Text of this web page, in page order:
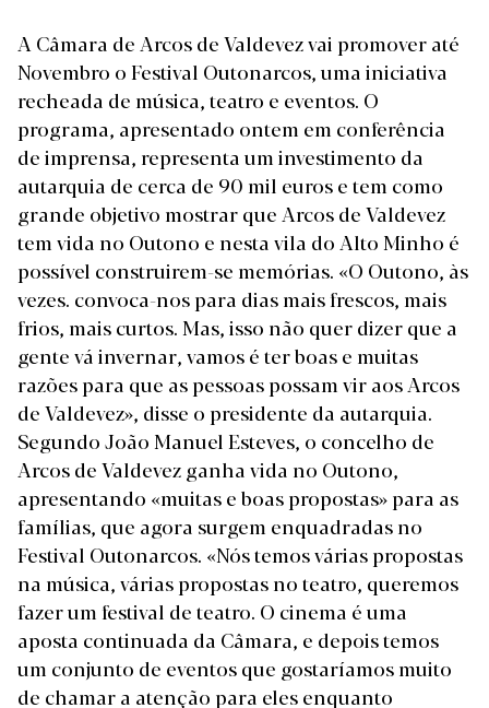
A Câmara de Arcos de Valdevez vai promover até
Novembro o Festival Outonarcos, uma iniciativa
recheada de música, teatro e eventos. O
programa, apresentado ontem em conferência
de imprensa, representa um investimento da
autarquia de cerca de 90 mil euros e tem como
grande objetivo mostrar que Arcos de Valdevez
tem vida no Outono e nesta vila do Alto Minho é
possível construirem-se memórias. «O Outono, às
vezes. convoca-nos para dias mais frescos, mais
frios, mais curtos. Mas, isso não quer dizer que a
gente vá invernar, vamos é ter boas e muitas
razões para que as pessoas possam vir aos Arcos
de Valdevez», disse o presidente da autarquia.
Segundo João Manuel Esteves, o concelho de
Arcos de Valdevez ganha vida no Outono,
apresentando «muitas e boas propostas» para as
famílias, que agora surgem enquadradas no
Festival Outonarcos. «Nós temos várias propostas
na música, várias propostas no teatro, queremos
fazer um festival de teatro. O cinema é uma
aposta continuada da Câmara, e depois temos
um conjunto de eventos que gostaríamos muito
de chamar a atenção para eles enquanto